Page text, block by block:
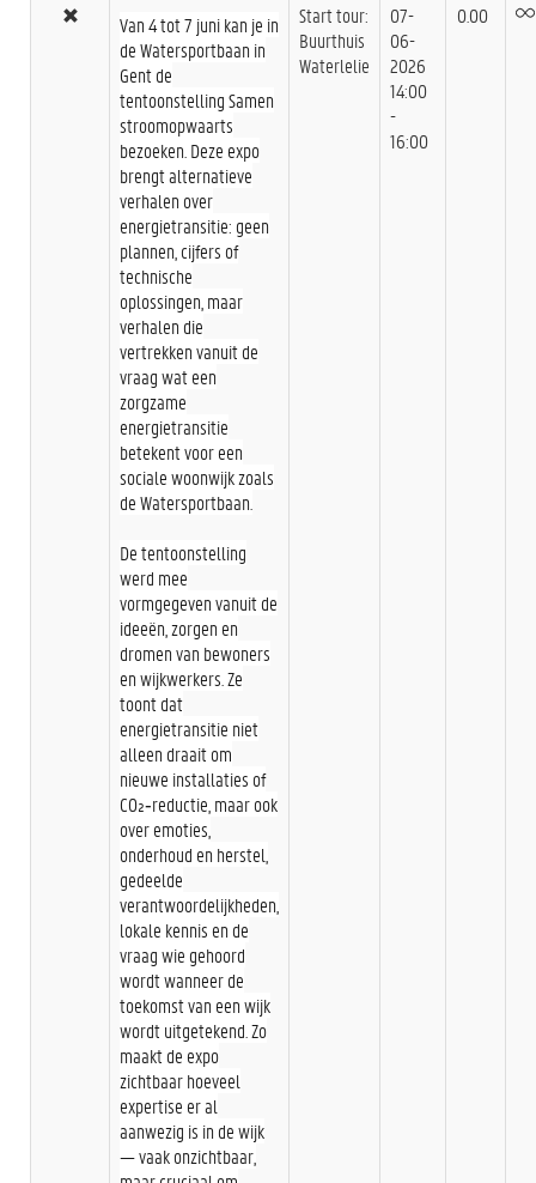
Van 4 tot 7 juni kan je in
de Watersportbaan in
Gent de
tentoonstelling Samen
stroomopwaarts
bezoeken. Deze expo
brengt alternatieve
verhalen over
energietransitie: geen
plannen, cijfers of
technische
oplossingen, maar
verhalen die
vertrekken vanuit de
vraag wat een
zorgzame
energietransitie
betekent voor een
sociale woonwijk zoals
de Watersportbaan.
De tentoonstelling
werd mee
vormgegeven vanuit de
ideeën, zorgen en
dromen van bewoners
en wijkwerkers. Ze
toont dat
energietransitie niet
alleen draait om
nieuwe installaties of
CO₂‑reductie, maar ook
over emoties,
onderhoud en herstel,
gedeelde
verantwoordelijkheden,
lokale kennis en de
vraag wie gehoord
wordt wanneer de
toekomst van een wijk
wordt uitgetekend. Zo
maakt de expo
zichtbaar hoeveel
expertise er al
aanwezig is in de wijk
— vaak onzichtbaar,
Start tour:
Buurthuis
Waterlelie
07-
06-
2026
14:00
-
16:00
0.00